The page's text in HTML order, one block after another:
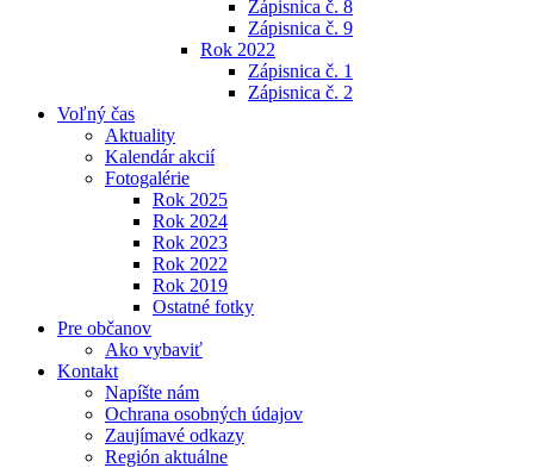
Zápisnica č. 8
Zápisnica č. 9
Rok 2022
Zápisnica č. 1
Zápisnica č. 2
Voľný čas
Aktuality
Kalendár akcií
Fotogalérie
Rok 2025
Rok 2024
Rok 2023
Rok 2022
Rok 2019
Ostatné fotky
Pre občanov
Ako vybaviť
Kontakt
Napíšte nám
Ochrana osobných údajov
Zaujímavé odkazy
Región aktuálne